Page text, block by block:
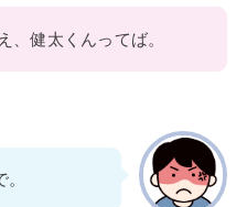
、健太くんってば。